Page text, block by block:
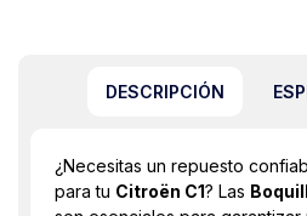
DESCRIPCIÓN
¿Necesitas un repuesto
para tu Citroën C1? Las